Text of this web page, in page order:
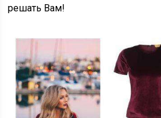
решать Вам!